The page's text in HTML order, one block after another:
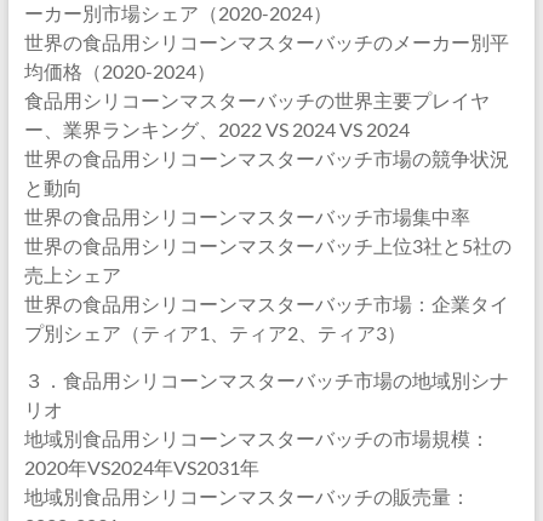
ーカー別市場シェア（2020-2024）
世界の食品用シリコーンマスターバッチのメーカー別平
均価格（2020-2024）
食品用シリコーンマスターバッチの世界主要プレイヤ
ー、業界ランキング、2022 VS 2024 VS 2024
世界の食品用シリコーンマスターバッチ市場の競争状況
と動向
世界の食品用シリコーンマスターバッチ市場集中率
世界の食品用シリコーンマスターバッチ上位3社と5社の
売上シェア
世界の食品用シリコーンマスターバッチ市場：企業タイ
プ別シェア（ティア1、ティア2、ティア3）
３．食品用シリコーンマスターバッチ市場の地域別シナ
リオ
地域別食品用シリコーンマスターバッチの市場規模：
2020年VS2024年VS2031年
地域別食品用シリコーンマスターバッチの販売量：